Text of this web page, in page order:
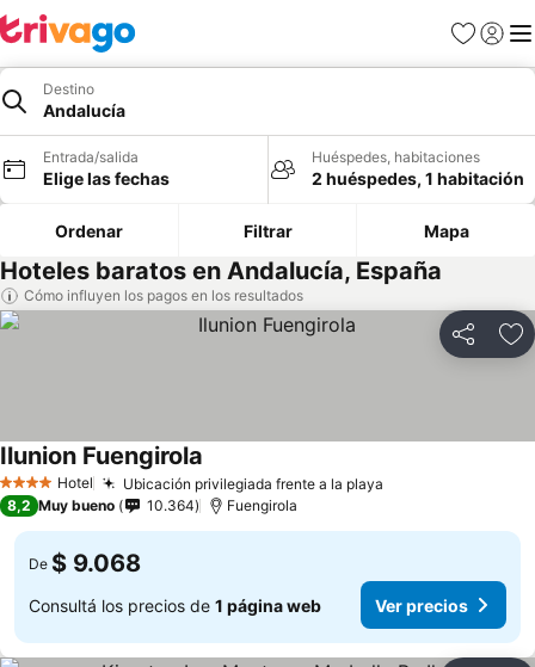
Favoritos
Iniciar
Destino
Andalucía
Entrada/salida
Elige las fechas
Huéspedes, habitaciones
2 huéspedes, 1 habitación
Ordenar Filtrar Mapa
Hoteles baratos en Andalucía, España
Cómo influyen los pagos en los resultados
Compartir
4 EstrellasHotel Ubicación privilegiada frente a la playa
Ilunion Fuengirola
8,2 Muy bueno 10.364 Fuengirola
De $ 9.068
Consultá los precios de 1 página web Ver precios